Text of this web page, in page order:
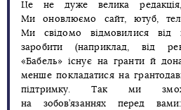
Це не дуже велика
Ми оновлюємо сайт, ютуб,
Ми свідомо відмовилися від
заробити (наприклад, від
«Бабель» існує на гранти й
менше покладатися на
підтримку. Так ми
на зобов’язаннях перед